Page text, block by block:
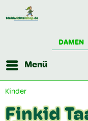
DAMEN
Menü
Kinder
Finkid